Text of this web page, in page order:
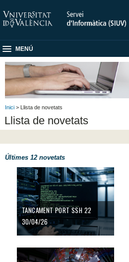
MENÚ
Inici > Llista de novetats
Llista de novetats
Últimes 12 novetats
TANCAMENT PORT SSH 22
TANCAMENT PORT SSH 22
30/04/26
LHCONE: IFIC i UV conectades a la